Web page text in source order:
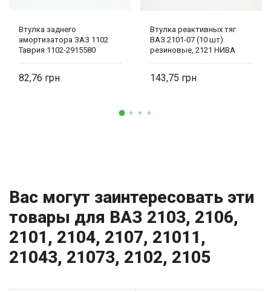
Втулка заднего
амортизатора ЗАЗ 1102
Таврия 1102-2915580
82,76
Втулка реактивных тяг
ВАЗ 2101-07 (10 шт)
резиновые, 2121 НИВА
143,75
Вас могут заинтересовать эти
товары для ВАЗ 2103, 2106,
2101, 2104, 2107, 21011,
21043, 21073, 2102, 2105